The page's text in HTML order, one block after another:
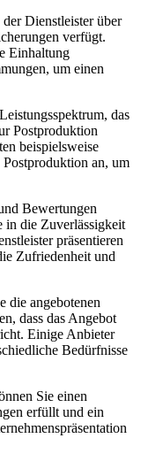
der Dienstleister über
verfügt.
Einhaltung
um einen
das
Postproduktion
beispielsweise
an, um
Bewertungen
die Zuverlässigkeit
präsentieren
Zufriedenheit und
die angebotenen
dass das Angebot
Einige Anbieter
Bedürfnisse
Sie einen
erfüllt und ein